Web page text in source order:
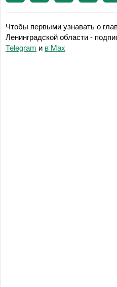
Чтобы первыми узнавать о
Ленинградской области -
Telegram и в Maх